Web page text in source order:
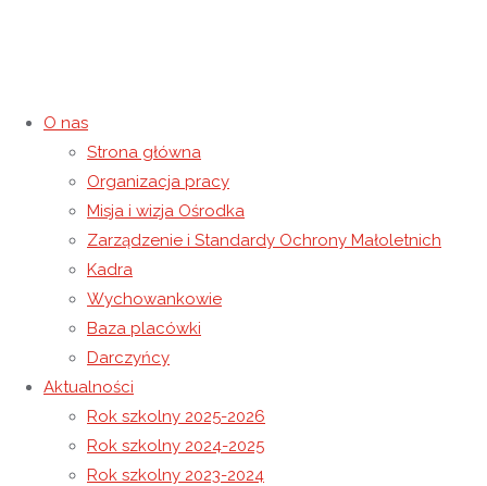
O nas
Strona główna
Organizacja pracy
Misja i wizja Ośrodka
Zarządzenie i Standardy Ochrony Małoletnich
Kadra
Wychowankowie
Baza placówki
Darczyńcy
Aktualności
Rok szkolny 2025-2026
Rok szkolny 2024-2025
Rok szkolny 2023-2024
22 października 1978 roku na
Placu św. Piotra w Watykanie
odbyła się uroczysta
inauguracja pontyfikatu Jana
Pawła II.